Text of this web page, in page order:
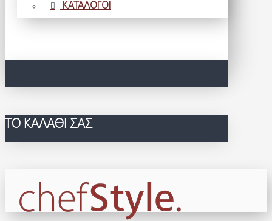
ΚΑΤΑΛΟΓΟΙ
ΤΟ ΚΑΛΆΘΙ ΣΑΣ